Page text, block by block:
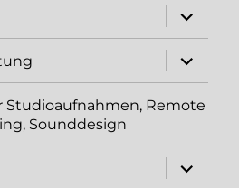
öffnen
öffnen
Studioaufnahmen, Remote
Sounddesign
öffnen